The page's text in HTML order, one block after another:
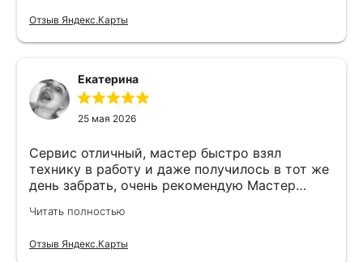
Отзыв Яндекс.Карты
Екатерина
25 мая 2026
Сервис отличный, мастер быстро взял
технику в работу и даже получилось в тот же
день забрать, очень рекомендую Мастер
Читать полностью
Отзыв Яндекс.Карты